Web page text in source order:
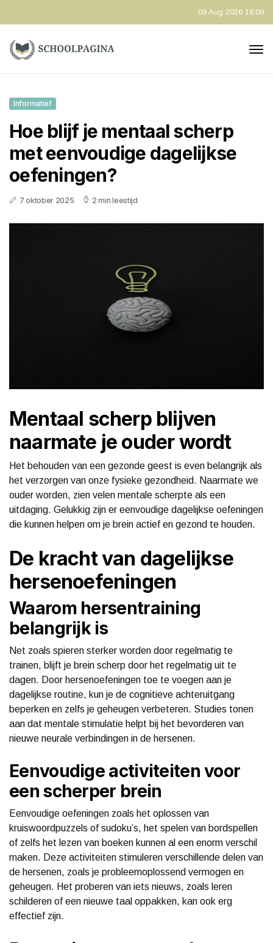
09 Aug 2026 16:09
Informatief
Hoe blijf je mentaal scherp
met eenvoudige dagelijkse
oefeningen?
7 oktober 2025 2 min leestijd
Mentaal scherp blijven
naarmate je ouder wordt
Het behouden van een gezonde geest is even belangrijk als
het verzorgen van onze fysieke gezondheid. Naarmate we
ouder worden, zien velen mentale scherpte als een
uitdaging. Gelukkig zijn er eenvoudige dagelijkse oefeningen
die kunnen helpen om je brein actief en gezond te houden.
De kracht van dagelijkse
hersenoefeningen
Waarom hersentraining
belangrijk is
Net zoals spieren sterker worden door regelmatig te
trainen, blijft je brein scherp door het regelmatig uit te
dagen. Door hersenoefeningen toe te voegen aan je
dagelijkse routine, kun je de cognitieve achteruitgang
beperken en zelfs je geheugen verbeteren. Studies tonen
aan dat mentale stimulatie helpt bij het bevorderen van
nieuwe neurale verbindingen in de hersenen.
Eenvoudige activiteiten voor
een scherper brein
Eenvoudige oefeningen zoals het oplossen van
kruiswoordpuzzels of sudoku’s, het spelen van bordspellen
of zelfs het lezen van boeken kunnen al een enorm verschil
maken. Deze activiteiten stimuleren verschillende delen van
de hersenen, zoals je probleemoplossend vermogen en
geheugen. Het proberen van iets nieuws, zoals leren
schilderen of een nieuwe taal oppakken, kan ook erg
effectief zijn.